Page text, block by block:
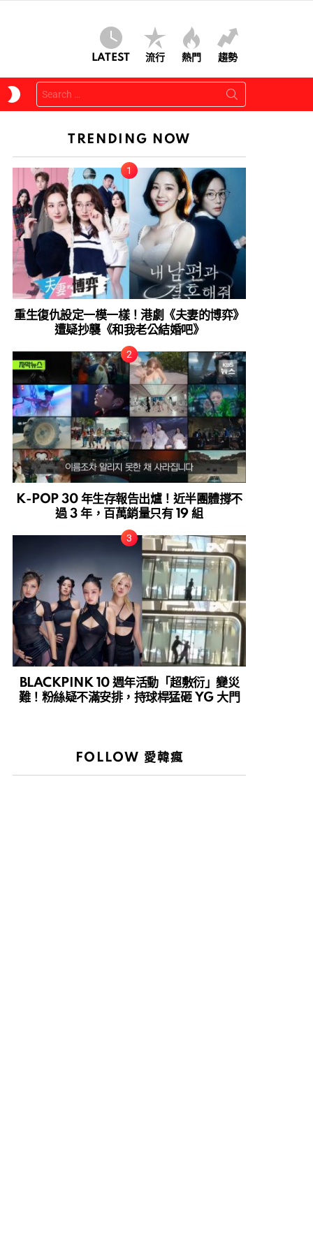
LATEST 流行 熱門 趨勢
SKIN
Search
for:
TRENDING NOW
重生復仇設定一模一樣！港劇《夫妻的博弈》
遭疑抄襲《和我老公結婚吧》
K-POP 30 年生存報告出爐！近半團體撐不
過 3 年，百萬銷量只有 19 組
BLACKPINK 10 週年活動「超敷衍」變災
難！粉絲疑不滿安排，持球桿猛砸 YG 大門
FOLLOW 愛韓瘋